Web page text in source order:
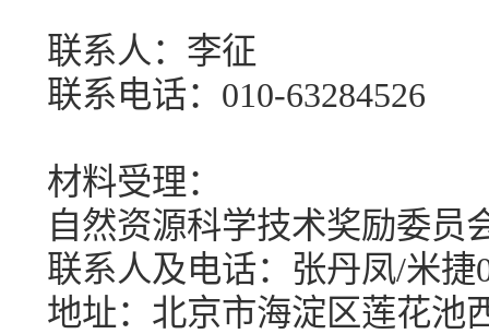
联系人：李征
联系电话： 010-63284526
材料受理：
自然资源科学技术奖励委员
联系人及电话：张丹凤/米捷
地址：北京市海淀区莲花池